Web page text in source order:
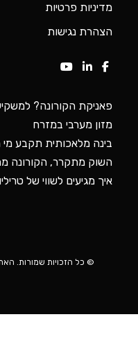
מדיניות פרטיות
הצהרת נגישות
פאניקת הקורונה?
מזון מערבי במזרח
בינה מלאכותית תקבע
השוק מתקרר, הקורונה
איך מגיעים לשווי של
© כל הזכויות שמורות.